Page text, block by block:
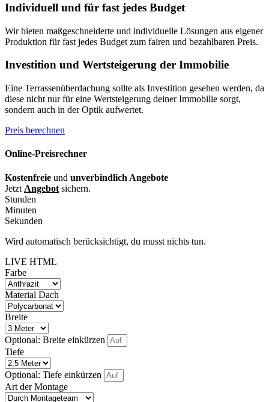
Individuell und für fast jedes Budget
Wir bieten maßgeschneiderte und individuelle Lösungen aus eigener
Produktion für fast jedes Budget zum fairen und bezahlbaren Preis.
Investition und Wertsteigerung der Immobilie
Eine Terrassenüberdachung sollte als Investition gesehen werden, da
diese nicht nur für eine Wertsteigerung deiner Immobilie sorgt,
sondern auch in der Optik aufwertet.
Preis berechnen
Online-Preisrechner
Kostenfreie und unverbindlich Angebote
Jetzt Angebot sichern.
Stunden
Minuten
Sekunden
Wird automatisch berücksichtigt, du musst nichts tun.
LIVE HTML
Farbe
Material Dach
Breite
Optional: Breite einkürzen
Tiefe
Optional: Tiefe einkürzen
Art der Montage